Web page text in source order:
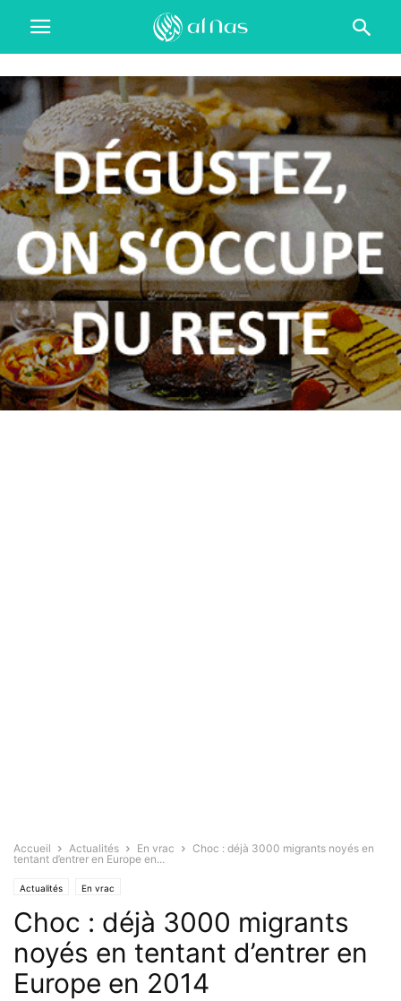
Accueil Actualités En vrac
Choc : déjà 3000 migrants noyés en
tentant d’entrer en Europe en...
Actualités En vrac
Choc : déjà 3000 migrants
noyés en tentant d’entrer en
Europe en 2014